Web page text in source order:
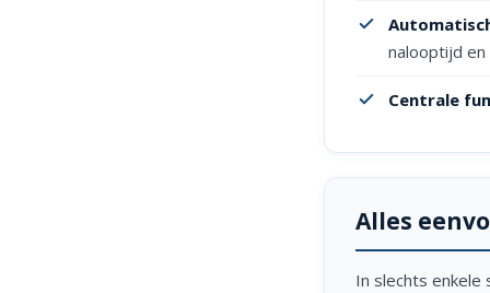
nalooptijd en
Centrale
Alles
In slechts enkele